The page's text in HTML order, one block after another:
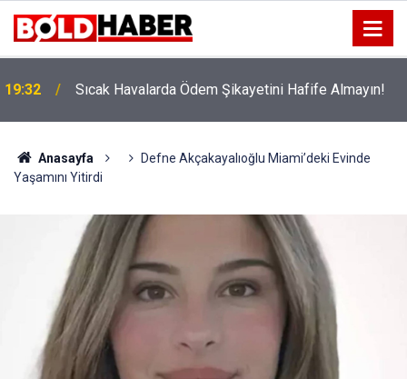
19:32 Sıcak Havalarda Ödem Şikayetini Hafife Almayın!
Anasayfa
Defne Akçakayalıoğlu Miami’deki Evinde
Yaşamını Yitirdi